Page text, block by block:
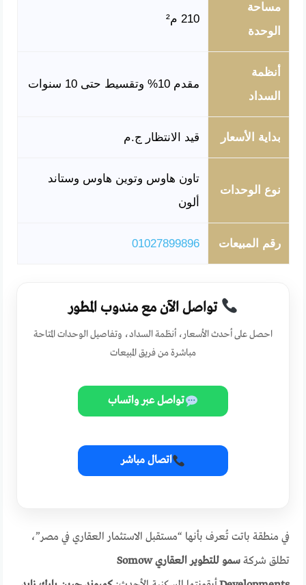
مساحة
الوحدة
210 م²
أنظمة
السداد
مقدم 10% وتقسيط حتى 10 سنوات
بداية الأسعار قيد الانتظار ج.م
نوع الوحدات
تاون هاوس وتوين هاوس وستاند
ألون
رقم المبيعات 01027899896
تواصل الآن مع مندوب المطور
احصل على أحدث الأسعار، أنظمة السداد، وتفاصيل الوحدات المتاحة
مباشرة من فريق المبيعات
تواصل عبر واتساب
اتصال مباشر
في منطقة باتت تُعرف بأنها “مستقبل الاستثمار العقاري في مصر”،
تطلق شركة
سمو للتطوير العقاري Somow